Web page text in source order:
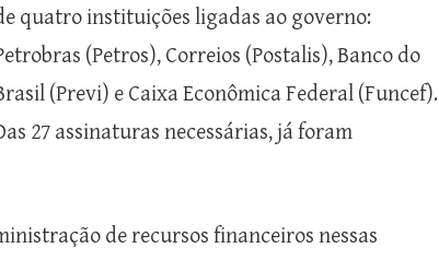
quatro instituições ligadas ao governo:
(Petros), Correios (Postalis), Banco do
(Previ) e Caixa Econômica Federal (Funcef).
27 assinaturas necessárias, já foram
de recursos financeiros nessas